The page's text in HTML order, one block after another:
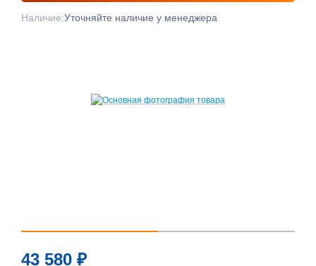
Наличие:Уточняйте наличие у менеджера
43 580 ₽